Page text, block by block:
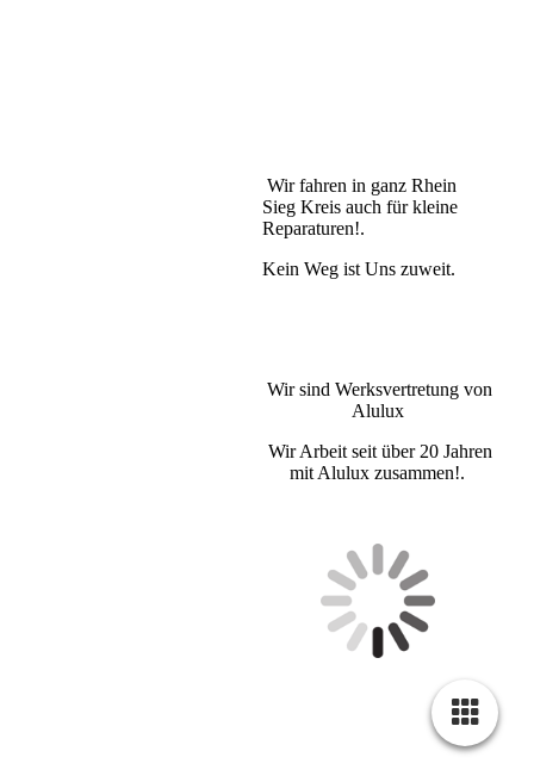
Wir fahren in ganz Rhein
Sieg Kreis auch für kleine
Reparaturen!.
Kein Weg ist Uns zuweit.
Wir sind Werksvertretung von
Alulux
Wir Arbeit seit über 20 Jahren
mit Alulux zusammen!.